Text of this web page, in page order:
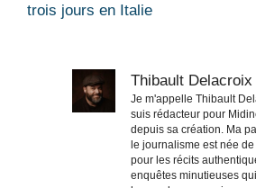
trois jours en Italie
Thibault Delacroix
Je m'appelle Thibault
suis rédacteur pour
depuis sa création. Ma
le journalisme est née
pour les récits
enquêtes minutieuses